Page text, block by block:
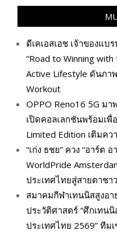
ดีเคเอสเอช เจ้าของแ
“Road to Winning with
Active Lifestyle ดันภ
Workout
OPPO Reno16 5G ม
เปิดคอลเลกชันพร้อมเ
Limited Edition เติมค
“เก่ง ธชย” ควง “อาร์ต
WorldPride
ประเทศไทยสู่สายตาชา
สมาคมกีฬาเทนนิสสูงอ
ประวัติศาสตร์ “ศึกเทน
ประเทศไทย 2569” ทีม